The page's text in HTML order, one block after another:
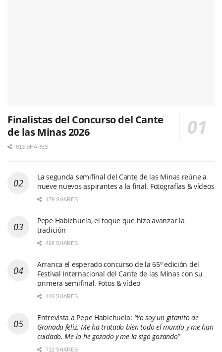
Finalistas del Concurso del Cante
de las Minas 2026
813 SHARES
La segunda semifinal del Cante de las Minas reúne a
nueve nuevos aspirantes a la final. Fotografías & vídeos
479 SHARES
Pepe Habichuela, el toque que hizo avanzar la
tradición
468 SHARES
Arranca el esperado concurso de la 65º edición del
Festival Internacional del Cante de las Minas con su
primera semifinal. Fotos & vídeo
446 SHARES
Entrevista a Pepe Habichuela: “Yo soy un gitanito de
Granada feliz. Me ha tratado bien todo el mundo y me han
cuidado. Me la he gozado y me la sigo gozando”
712 SHARES